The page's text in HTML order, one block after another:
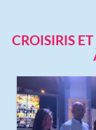
CROISIRIS